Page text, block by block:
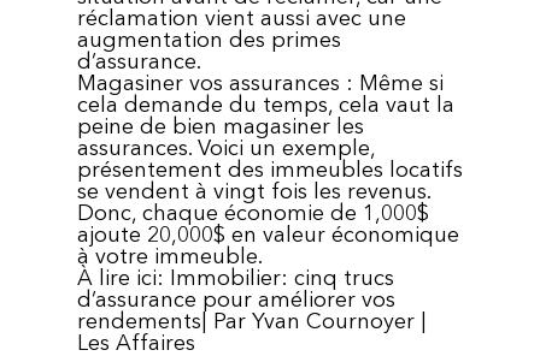
réclamation vient aussi avec une
augmentation des primes
d’assurance.
Magasiner vos assurances : Même si
cela demande du temps, cela vaut la
peine de bien magasiner les
assurances. Voici un exemple,
présentement des immeubles locatifs
se vendent à vingt fois les revenus.
Donc, chaque économie de 1,000$
ajoute 20,000$ en valeur économique
à votre immeuble.
À lire ici: Immobilier: cinq trucs
d’assurance pour améliorer vos
rendements| Par Yvan Cournoyer |
Les Affaires